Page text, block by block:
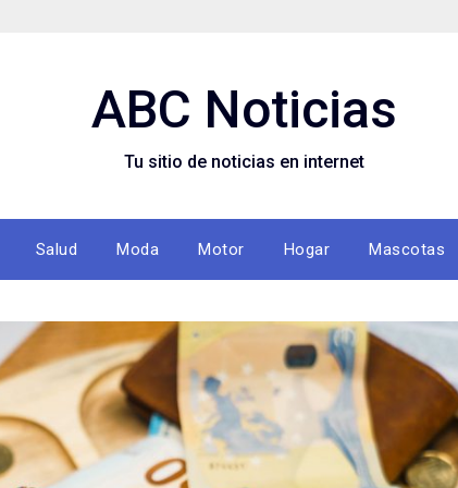
ABC Noticias
Tu sitio de noticias en internet
Salud Moda Motor Hogar Mascotas